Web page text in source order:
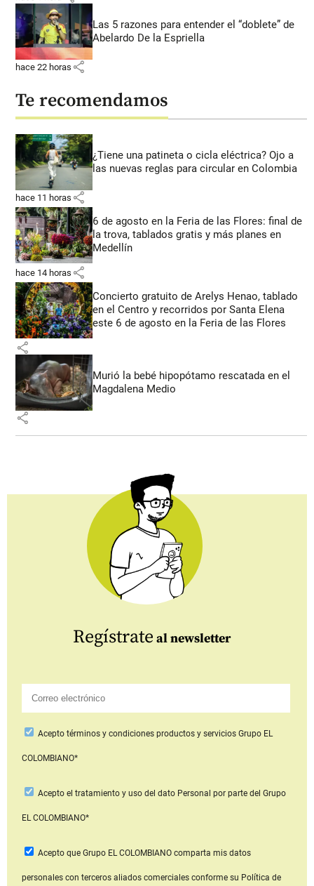
Las 5 razones para entender el “doblete” de
Abelardo De la Espriella
hace 22 horas share
Te recomendamos
¿Tiene una patineta o cicla eléctrica? Ojo a
las nuevas reglas para circular en Colombia
hace 11 horas share
6 de agosto en la Feria de las Flores: final de
la trova, tablados gratis y más planes en
Medellín
hace 14 horas share
Concierto gratuito de Arelys Henao, tablado
en el Centro y recorridos por Santa Elena
este 6 de agosto en la Feria de las Flores
share
Murió la bebé hipopótamo rescatada en el
Magdalena Medio
share
Regístrate al newsletter
Aceptotérminos y condiciones productos y serviciosGrupo EL
COLOMBIANO*
Acepto el tratamiento y uso del dato Personal por parte del Grupo
EL COLOMBIANO*
Acepto que Grupo EL COLOMBIANOcomparta mis datos
personales con terceros aliados comerciales conforme su Política de